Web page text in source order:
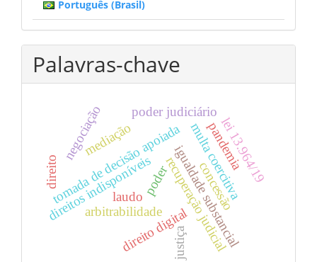
Português (Brasil)
Palavras-chave
tomada de decisão apoiadarecuperação judicial
multa coercitiva
direito digitaligualdade substancial
mediação
direitos indisponíveis
pandemia
laudo
lei 13.964/19
negociação poder judiciário
poder
direito concessão
arbitrabilidade
justiça